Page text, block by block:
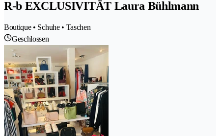
R-b EXCLUSIVITÄT Laura Bühlmann
Boutique • Schuhe • Taschen
Geschlossen